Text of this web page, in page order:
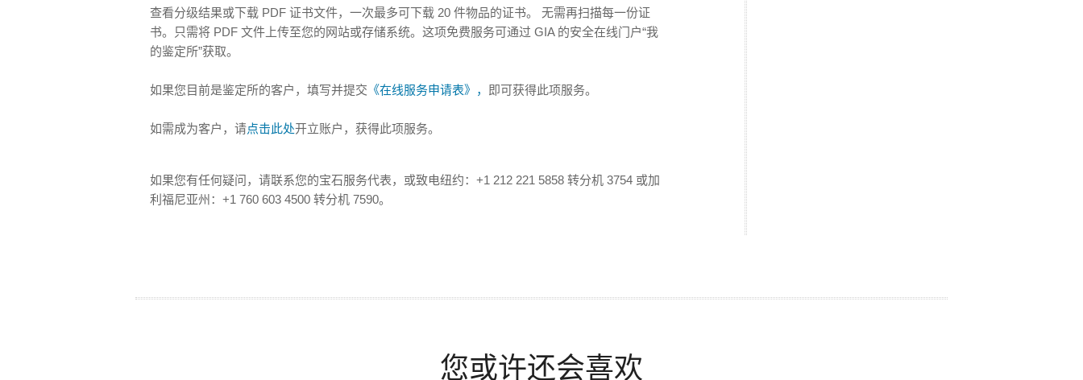
查看分级结果或下载 PDF 证书文件，一次最多可下载 20 件物品的证书。 无需再扫描每一份证
书。只需将 PDF 文件上传至您的网站或存储系统。这项免费服务可通过 GIA 的安全在线门户“我
的鉴定所”获取。
如果您目前是鉴定所的客户，填写并提交 《在线服务申请表》， 即可获得此项服务。
如需成为客户，请点击此处开立账户，获得此项服务。
如果您有任何疑问，请联系您的宝石服务代表，或致电纽约：+1 212 221 5858 转分机 3754 或加
利福尼亚州：+1 760 603 4500 转分机 7590。
您或许还会喜欢